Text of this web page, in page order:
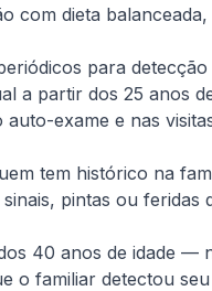
com dieta
para
a partir dos 25 anos
exame e nas
tem histórico na
pintas ou
40 anos de idade —
o familiar detectou